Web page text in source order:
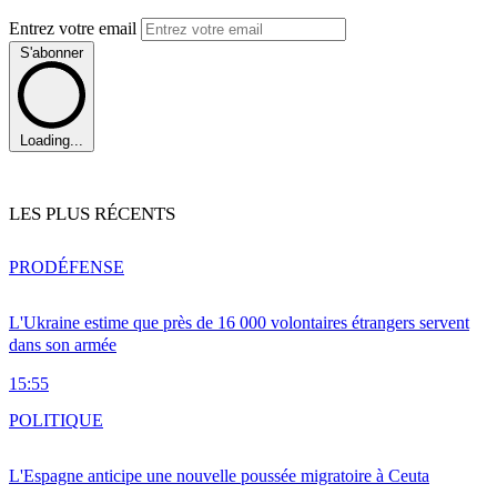
Entrez votre email
S'abonner
Loading...
LES PLUS RÉCENTS
L'Ukraine estime que près de 16 000 volontaires étrangers servent
dans son armée
15:55
PRODÉFENSE
L'Espagne anticipe une nouvelle poussée migratoire à Ceuta
POLITIQUE